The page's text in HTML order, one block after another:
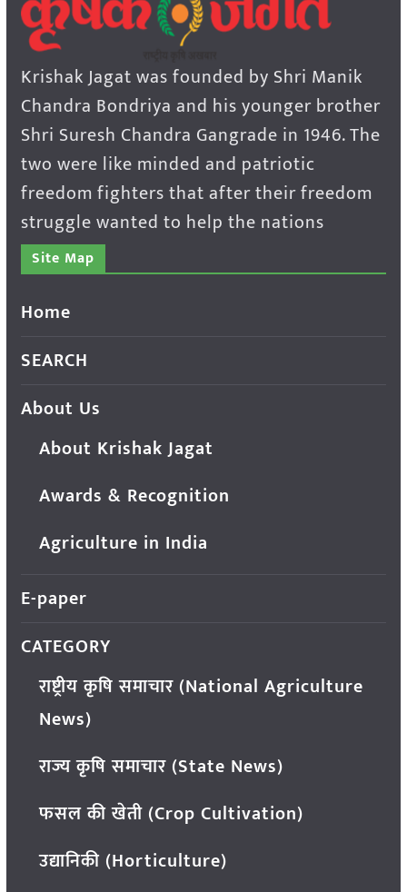
Krishak Jagat was founded by Shri Manik
Chandra Bondriya and his younger brother
Shri Suresh Chandra Gangrade in 1946. The
two were like minded and patriotic
freedom fighters that after their freedom
struggle wanted to help the nations
Site Map
Home
SEARCH
About Us
About Krishak Jagat
Awards & Recognition
Agriculture in India
E-paper
CATEGORY
राष्ट्रीय कृषि समाचार (National Agriculture
News)
राज्य कृषि समाचार (State News)
फसल की खेती (Crop Cultivation)
उद्यानिकी (Horticulture)